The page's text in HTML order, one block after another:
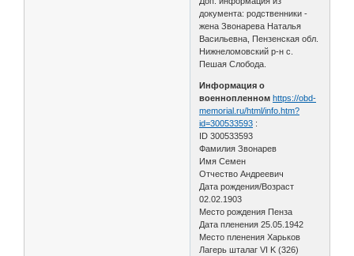
документа: родственники -
жена Звонарева Наталья
Васильевна, Пензенская обл.
Нижнеломовский р-н с.
Пешая Слобода.
Информация о
военнопленном https://obd-
memorial.ru/html/info.htm?
id=300533593 :
ID 300533593
Фамилия Звонарев
Имя Семен
Отчество Андреевич
Дата рождения/Возраст
02.02.1903
Место рождения Пенза
Дата пленения 25.05.1942
Место пленения Харьков
Лагерь шталаг VI K (326)